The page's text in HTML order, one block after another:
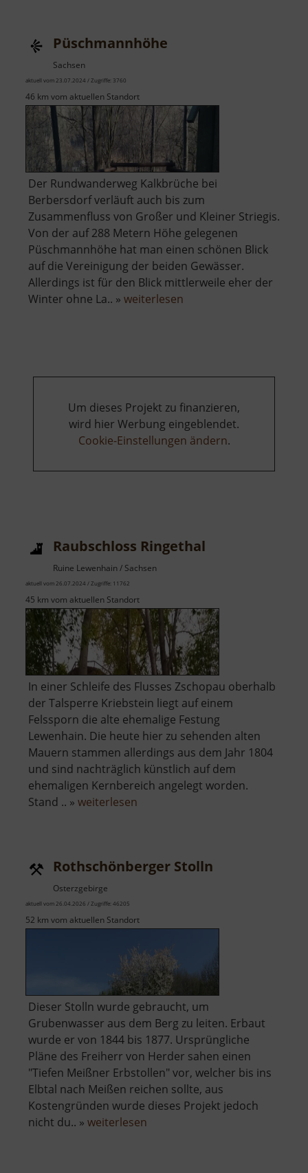
Püschmannhöhe
Sachsen
aktuell vom 23.07.2024 / Zugriffe: 3760
46 km vom aktuellen Standort
Der Rundwanderweg Kalkbrüche bei
Berbersdorf verläuft auch bis zum
Zusammenfluss von Großer und Kleiner Striegis.
Von der auf 288 Metern Höhe gelegenen
Püschmannhöhe hat man einen schönen Blick
auf die Vereinigung der beiden Gewässer.
Allerdings ist für den Blick mittlerweile eher der
Winter ohne La.. » weiterlesen
Um dieses Projekt zu finanzieren,
wird hier Werbung eingeblendet.
Cookie-Einstellungen ändern.
Raubschloss Ringethal
Ruine Lewenhain / Sachsen
aktuell vom 26.07.2024 / Zugriffe: 11762
45 km vom aktuellen Standort
In einer Schleife des Flusses Zschopau oberhalb
der Talsperre Kriebstein liegt auf einem
Felssporn die alte ehemalige Festung
Lewenhain. Die heute hier zu sehenden alten
Mauern stammen allerdings aus dem Jahr 1804
und sind nachträglich künstlich auf dem
ehemaligen Kernbereich angelegt worden.
Stand .. » weiterlesen
Rothschönberger Stolln
Osterzgebirge
aktuell vom 26.04.2026 / Zugriffe: 46205
52 km vom aktuellen Standort
Dieser Stolln wurde gebraucht, um
Grubenwasser aus dem Berg zu leiten. Erbaut
wurde er von 1844 bis 1877. Ursprüngliche
Pläne des Freiherr von Herder sahen einen
"Tiefen Meißner Erbstollen" vor, welcher bis ins
Elbtal nach Meißen reichen sollte, aus
Kostengründen wurde dieses Projekt jedoch
nicht du.. » weiterlesen